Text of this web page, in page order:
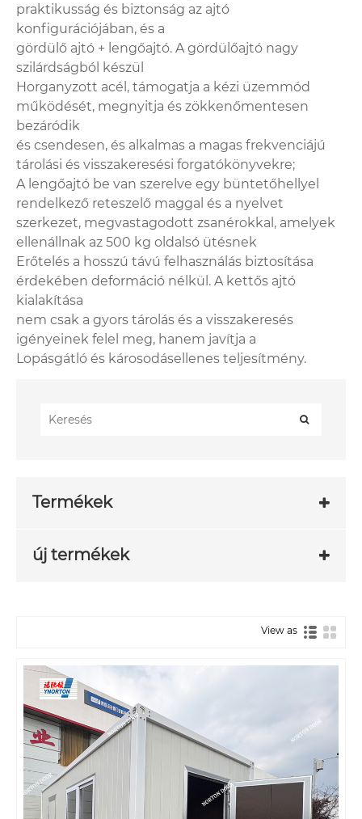
praktikusság és biztonság az ajtó
konfigurációjában, és a
gördülő ajtó + lengőajtó. A gördülőajtó nagy
szilárdságból készül
Horganyzott acél, támogatja a kézi üzemmód
működését, megnyitja és zökkenőmentesen
bezáródik
és csendesen, és alkalmas a magas frekvenciájú
tárolási és visszakeresési forgatókönyvekre;
A lengőajtó be van szerelve egy büntetőhellyel
rendelkező reteszelő maggal és a nyelvet
szerkezet, megvastagodott zsanérokkal, amelyek
ellenállnak az 500 kg oldalsó ütésnek
Erőtelés a hosszú távú felhasználás biztosítása
érdekében deformáció nélkül. A kettős ajtó
kialakítása
nem csak a gyors tárolás és a visszakeresés
igényeinek felel meg, hanem javítja a
Lopásgátló és károsodásellenes teljesítmény.
Termékek
új termékek
View as